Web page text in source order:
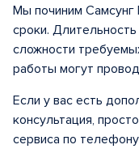
Мы починим
сроки.
сложности
работы могут
Если у вас есть
консультация,
сервиса по